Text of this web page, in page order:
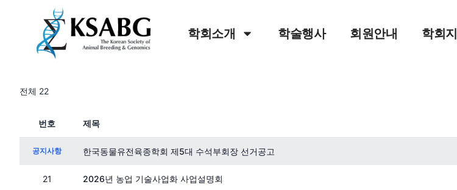
학회소개 학술행사 회원안내 학회지
전체 22
번호 제목
공지사항 한국동물유전육종학회 제5대 수석부회장 선거공고
21 2026년 농업 기술사업화 사업설명회